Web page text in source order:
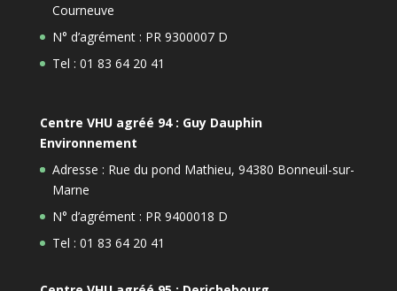
Courneuve
N° d’agrément : PR 9300007 D
Tel : 01 83 64 20 41
Centre VHU agréé 94 : Guy Dauphin
Environnement
Adresse : Rue du pond Mathieu, 94380 Bonneuil-sur-
Marne
N° d’agrément : PR 9400018 D
Tel : 01 83 64 20 41